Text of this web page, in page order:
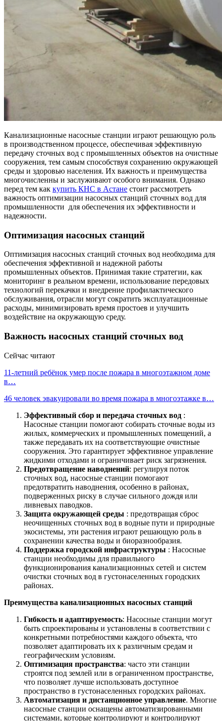
Канализационные насосные станции играют решающую роль
в производственном процессе, обеспечивая эффективную
передачу сточных вод с промышленных объектов на очистные
сооружения, тем самым способствуя сохранению окружающей
среды и здоровью населения. Их важность и преимущества
многочисленны и заслуживают особого внимания. Однако
перед тем как купить КНС в Астане стоит рассмотреть
важность оптимизации насосных станций сточных вод для
промышленности для обеспечения их эффективности и
надежности.
Оптимизация насосных станций
Оптимизация насосных станций сточных вод необходима для
обеспечения эффективной и надежной работы
промышленных объектов. Принимая такие стратегии, как
мониторинг в реальном времени, использование передовых
технологий перекачки и внедрение профилактического
обслуживания, отрасли могут сократить эксплуатационные
расходы, минимизировать время простоев и улучшить
воздействие на окружающую среду.
Важность насосных станций сточных вод
Сейчас читают
11-летний ребёнок умер после пожара в многоэтажном доме
в…
46 человек эвакуировали во время пожара в многоэтажке в…
Эффективный сбор и передача сточных вод :
Насосные станции помогают собирать сточные воды из
жилых, коммерческих и промышленных помещений, а
также передавать их на соответствующие очистные
сооружения. Это гарантирует эффективное управление
жидкими отходами и ограничивает риск загрязнения.
Предотвращение наводнений: регулируя поток
сточных вод, насосные станции помогают
предотвратить наводнения, особенно в районах,
подверженных риску в случае сильного дождя или
ливневых паводков.
Защита окружающей среды : предотвращая сброс
неочищенных сточных вод в водные пути и природные
экосистемы, эти растения играют решающую роль в
сохранении качества воды и биоразнообразия.
Поддержка городской инфраструктуры : Насосные
станции необходимы для правильного
функционирования канализационных сетей и систем
очистки сточных вод в густонаселенных городских
районах.
Преимущества канализационных насосных станций
Гибкость и адаптируемость: Насосные станции могут
быть спроектированы и установлены в соответствии с
конкретными потребностями каждого объекта, что
позволяет адаптировать их к различным средам и
географическим условиям.
Оптимизация пространства: часто эти станции
строятся под землей или в ограниченном пространстве,
что позволяет лучше использовать доступное
пространство в густонаселенных городских районах.
Автоматизация и дистанционное управление. Многие
насосные станции оснащены автоматизированными
системами, которые контролируют и контролируют